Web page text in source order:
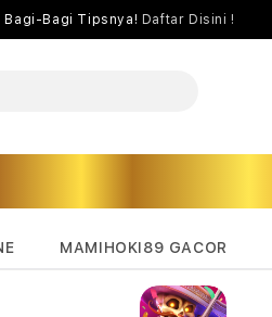
Bagi-Bagi Tipsnya! Daftar Disini !
MAMIHOKI89 GACOR